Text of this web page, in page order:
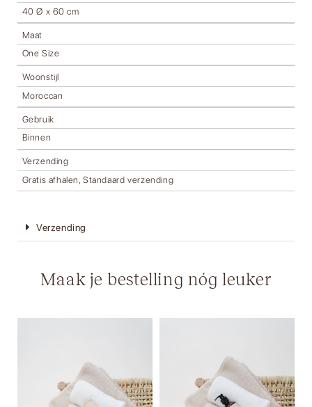
40 Ø x 60 cm
Maat
One Size
Woonstijl
Moroccan
Gebruik
Binnen
Verzending
Gratis afhalen, Standaard verzending
Verzending
Maak je bestelling nóg leuker